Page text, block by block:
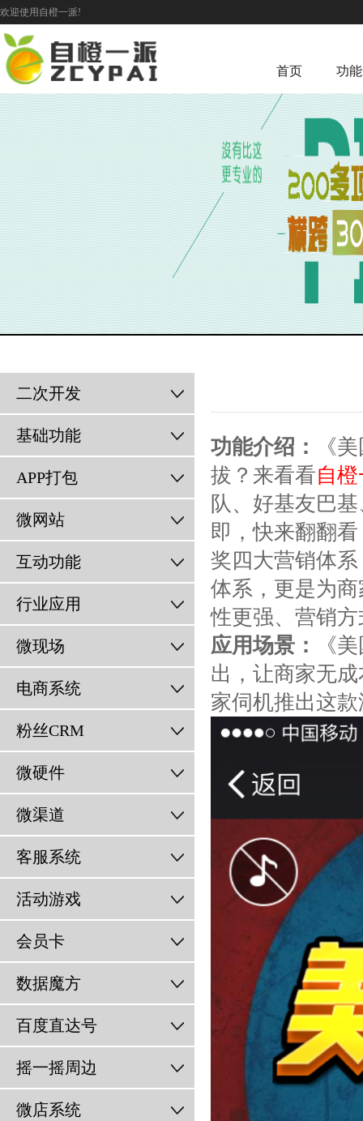
欢迎使用自橙一派!
首页 功
二次开发
基础功能
APP打包
微网站
互动功能
行业应用
微现场
电商系统
粉丝CRM
微硬件
微渠道
客服系统
活动游戏
会员卡
数据魔方
百度直达号
摇一摇周边
微店系统
功能介绍：
《
拔？来看看自
队、好基友巴
即，快来翻翻
奖四大营销体
体系，更是为
性更强、营销
应用场景：
《
出，让商家无
家伺机推出这